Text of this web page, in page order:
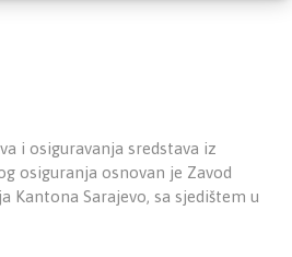
i osiguravanja sredstava iz
osiguranja osnovan je Zavod
Kantona Sarajevo, sa sjedištem u